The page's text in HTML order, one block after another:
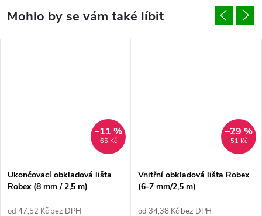
65 Kč
–11 %
Ukončovací obkladová lišta
Robex (8 mm / 2,5 m)
od 47,52 Kč bez DPH
51 Kč
–29 %
Vnitřní obkladová lišta Robex
(6-7 mm/2,5 m)
od 34,38 Kč bez DPH